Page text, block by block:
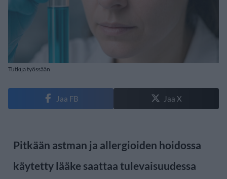
Tutkija työssään
Jaa FB Jaa X
Pitkään astman ja allergioiden hoidossa
käytetty lääke saattaa tulevaisuudessa